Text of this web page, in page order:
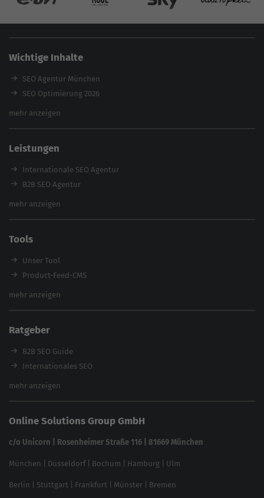
Wichtige Inhalte
SEO Agentur München
SEO Optimierung 2026
Backlink-Audit 2026
Referenzen
E-Books
Magazin
mehr anzeigen
Leistungen
Internationale SEO Agentur
B2B SEO Agentur
Inhouse SEO Agentur
Enterprise SEO Agentur
Workshops
mehr anzeigen
Tools
Unser Tool
Product-Feed-CMS
Website Analyse
Backlink-Check
Ladezeiten-Check
Brand Protection Tool
Website SEO Check
feed2content.ai
mehr anzeigen
Ratgeber
B2B SEO Guide
Internationales SEO
eCommerce SEO
In ChatGPT gefunden werden
Linkbuilding 2025
Local SEO
SEO für Online Shops
mehr anzeigen
Online Solutions Group GmbH
c/o Unicorn | Rosenheimer Straße 116 | 81669 München
München Düsseldorf| Bochum Hamburg Ulm
Berlin Stuttgart Frankfurt Münster Bremen